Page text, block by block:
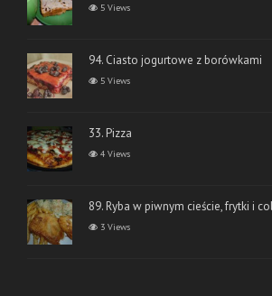
5 Views
94. Ciasto jogurtowe z borówkami
5 Views
33. Pizza
4 Views
89. Ryba w piwnym cieście, frytki i
3 Views